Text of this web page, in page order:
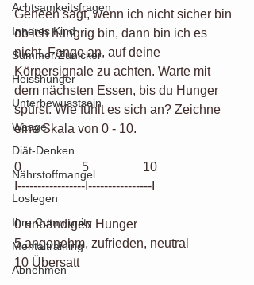
Achtsamkeitsfragen
Inneres Kind
Summer/Zunicker
Heisshunger
Unterbewusstsein
Waage
Diät-Denken
Nährstoffmangel
Loslegen
Ihre Community
Mentaltraining
Abnehmen
Geneen sagt, wenn ich nicht sicher bin
ob ich hungrig bin, dann bin ich es
nicht. Fange an, auf deine
Körpersignale zu achten. Warte mit
dem nächsten Essen, bis du Hunger
spürst. Wie fühlt es sich an? Zeichne
eine Skala von 0 - 10.
0                   5                 10
I-----------------I----------------I
0 unbändigen Hunger
5 angenehm, zufrieden, neutral
10 Übersatt